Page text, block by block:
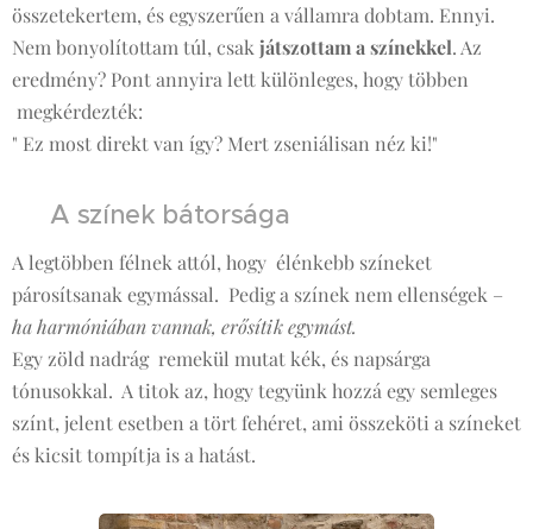
összetekertem, és egyszerűen a vállamra dobtam. Ennyi.
Nem bonyolítottam túl, csak játszottam a színekkel. Az
eredmény? Pont annyira lett különleges, hogy többen
megkérdezték:
" Ez most direkt van így? Mert zseniálisan néz ki!" 😄
💚 A színek bátorsága
A legtöbben félnek attól, hogy élénkebb színeket
párosítsanak egymással. Pedig a színek nem ellenségek –
ha harmóniában vannak, erősítik egymást.
Egy zöld nadrág remekül mutat kék, és napsárga
tónusokkal. A titok az, hogy tegyünk hozzá egy semleges
színt, jelent esetben a tört fehéret, ami összeköti a színeket
és kicsit tompítja is a hatást.